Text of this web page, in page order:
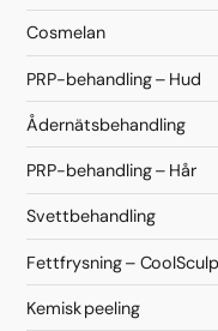
Cosmelan
PRP-behandling – Hud
Ådernätsbehandling
PRP-behandling – Hår
Svettbehandling
Fettfrysning –
Kemisk peeling